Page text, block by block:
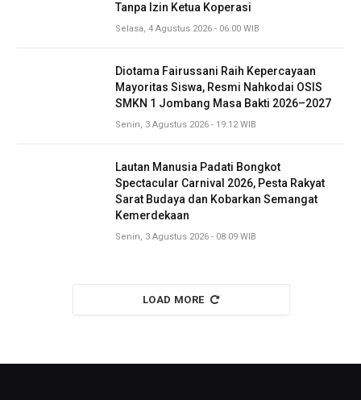
Tanpa Izin Ketua Koperasi
Selasa, 4 Agustus 2026 - 06:00 WIB
Diotama Fairussani Raih Kepercayaan
Mayoritas Siswa, Resmi Nahkodai OSIS
SMKN 1 Jombang Masa Bakti 2026–2027
Senin, 3 Agustus 2026 - 19:12 WIB
Lautan Manusia Padati Bongkot
Spectacular Carnival 2026, Pesta Rakyat
Sarat Budaya dan Kobarkan Semangat
Kemerdekaan
Senin, 3 Agustus 2026 - 08:09 WIB
LOAD MORE